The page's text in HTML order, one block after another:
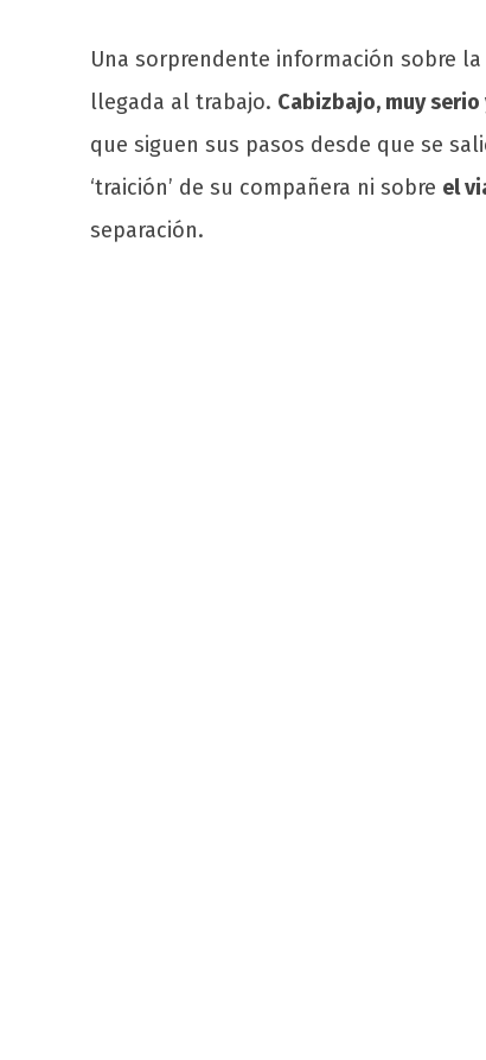
Una sorprendente información sobre la
llegada al trabajo. Cabizbajo, muy
que siguen sus pasos desde que se
‘traición’ de su compañera ni sobre el
separación.